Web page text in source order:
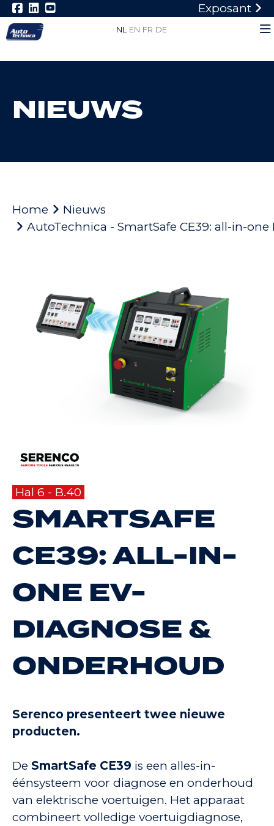
Exposant
NL EN FR DE
NIEUWS
Home
Nieuws
AutoTechnica - SmartSafe CE39: all-in-
Hal 6 - B.40
SMARTSAFE
CE39: ALL-IN-
ONE EV-
DIAGNOSE &
ONDERHOUD
Serenco presenteert twee nieuwe
producten.
De SmartSafe CE39 is een alles-in-
éénsysteem voor diagnose en onderhoud
van elektrische voertuigen. Het apparaat
combineert volledige voertuigdiagnose,